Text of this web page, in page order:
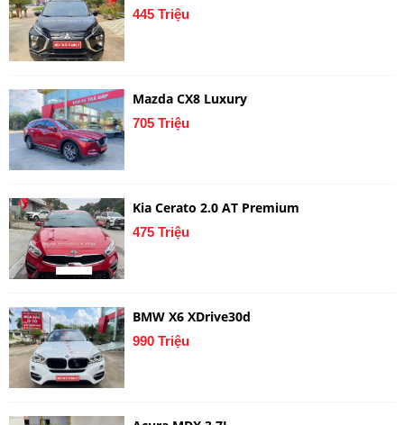
445 Triệu
Mazda CX8 Luxury
705 Triệu
Kia Cerato 2.0 AT Premium
475 Triệu
BMW X6 XDrive30d
990 Triệu